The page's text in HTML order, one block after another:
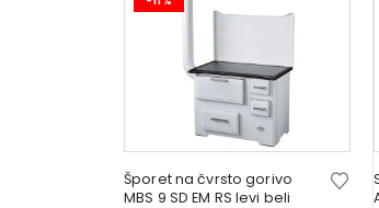
Šporet na čvrsto gorivo
MBS 9 SD EM RS levi beli